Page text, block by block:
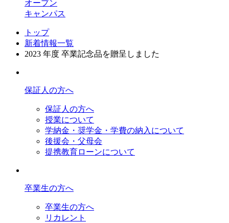
オープン
キャンパス
トップ
新着情報一覧
2023 年度 卒業記念品を贈呈しました
保証人の方へ
保証人の方へ
授業について
学納金・奨学金・学費の納入について
後援会・父母会
提携教育ローンについて
卒業生の方へ
卒業生の方へ
リカレント